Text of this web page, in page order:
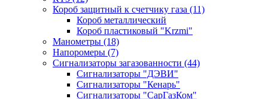
Короб защитный к счетчику газа (11)
Короб металлический
Короб пластиковый "Krzmi"
Манометры (18)
Напоромеры (7)
Сигнализаторы загазованности (44)
Сигнализаторы "ДЭВИ"
Сигнализаторы "Кенарь"
Сигнализаторы "СарГазКом"